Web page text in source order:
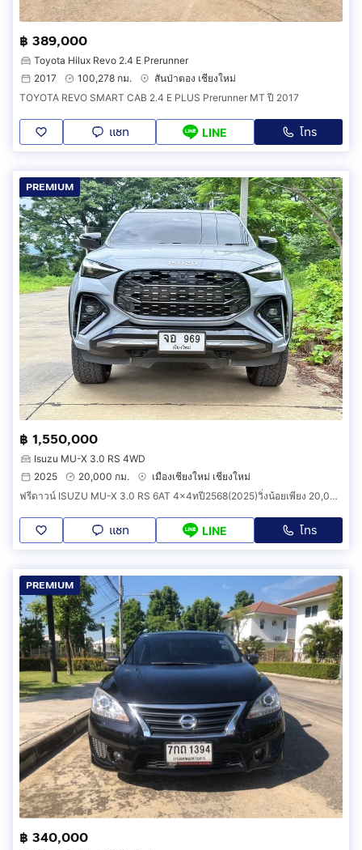
฿ 389,000
Toyota Hilux Revo 2.4 E Prerunner
2017
100,278 กม.
สันป่าตอง เชียงใหม่
TOYOTA REVO SMART CAB 2.4 E PLUS Prerunner MT ปี 2017
แชท LINE โทร
PREMIUM
฿ 1,550,000
Isuzu MU-X 3.0 RS 4WD
2025
20,000 กม.
เมืองเชียงใหม่ เชียงใหม่
ฟรีดาวน์ ISUZU MU-X 3.0 RS 6AT 4x4ทปี2568(2025)วิ่งน้อยเพียง 20,000 กม. สีเทา เกียร์เกียร์ออโต้
แชท LINE โทร
PREMIUM
฿ 340,000